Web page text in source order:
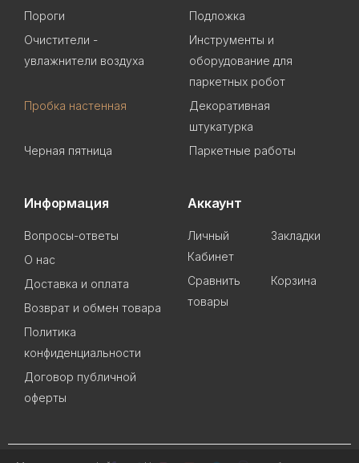
Пороги
Подложка
Очистители -
увлажнители воздуха
Инструменты и
оборудование для
паркетных робот
Пробка настенная
Декоративная
штукатурка
Черная пятница
Паркетные работы
Информация
Вопросы-ответы
О нас
Доставка и оплата
Возврат и обмен товара
Политика
конфиденциальности
Договор публичной
оферты
Аккаунт
Личный
Кабинет
Закладки
Сравнить
товары
Корзина